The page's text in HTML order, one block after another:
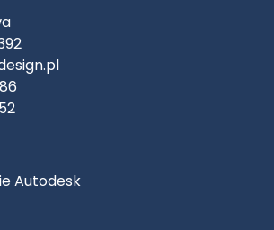
Autodesk